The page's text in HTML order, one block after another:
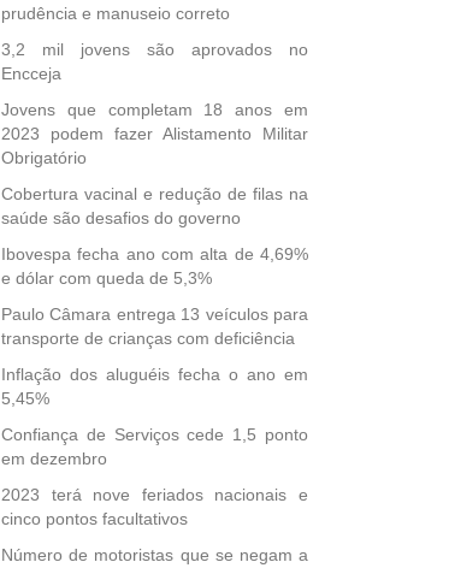
prudência e manuseio correto
3,2 mil jovens são aprovados no
Encceja
Jovens que completam 18 anos em
2023 podem fazer Alistamento Militar
Obrigatório
Cobertura vacinal e redução de filas na
saúde são desafios do governo
Ibovespa fecha ano com alta de 4,69%
e dólar com queda de 5,3%
Paulo Câmara entrega 13 veículos para
transporte de crianças com deficiência
Inflação dos aluguéis fecha o ano em
5,45%
Confiança de Serviços cede 1,5 ponto
em dezembro
2023 terá nove feriados nacionais e
cinco pontos facultativos
Número de motoristas que se negam a